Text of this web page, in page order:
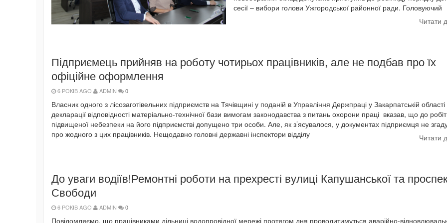
сесії – вибори голови Ужгородської районної ради. Головуючий
Читати
Підприємець прийняв на роботу чотирьох працівників, але не подбав про їх
офіційне оформлення
6 РОКІВ AGO ADMIN 0
Власник одного з лісозаготівельних підприємств на Тячівщині у поданій в Управління Держпраці у Закарпатській області
декларації відповідності матеріально-технічної бази вимогам законодавства з питань охорони праці вказав, що до робіт
підвищеної небезпеки на його підприємстві допущено три особи. Але, як з’ясувалося, у документах підприємця не
про жодного з цих працівників. Нещодавно головні державні інспектори відділу
Читати
До уваги водіїв!Ремонтні роботи на прехресті вулиці Капушанської та
Свободи
6 РОКІВ AGO ADMIN 0
Повідомляємо, що працівниками дільниці водопровідної мережі протягом дня проводитимуться аварійно-